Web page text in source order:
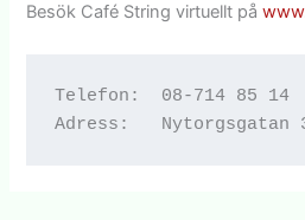
Besök Café String virtuellt på
Telefon:  08-714 85 14